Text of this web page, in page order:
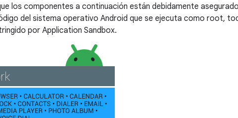
los componentes a continuación están debidamente
del sistema operativo Android que se ejecuta como root,
por Application Sandbox.